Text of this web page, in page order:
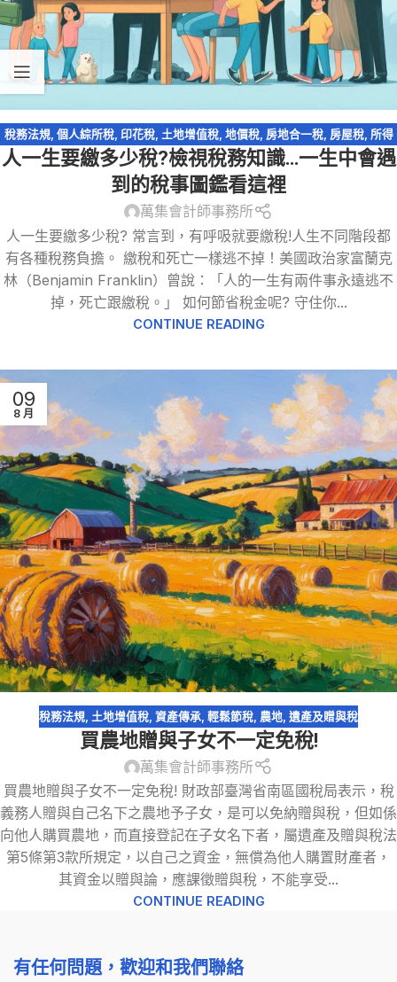
稅務法規, 個人綜所稅, 印花稅, 土地增值稅, 地價稅, 房地合一稅, 房屋稅, 所得
稅, 扣繳,營利事業所得稅 ,營業稅,統一發票,證交稅 ,證券交易稅,財產交易損
益,輕鬆節稅,遺產及贈與稅
人一生要繳多少稅?檢視稅務知識…一生中會遇
到的稅事圖鑑看這裡
萬集會計師事務所
人一生要繳多少稅? 常言到，有呼吸就要繳稅!人生不同階段都
有各種稅務負擔。 繳稅和死亡一樣逃不掉！美國政治家富蘭克
林（Benjamin Franklin）曾說：「人的一生有兩件事永遠逃不
掉，死亡跟繳稅。」 如何節省稅金呢? 守住你...
CONTINUE READING
09
8 月
稅務法規 土地增值稅 資產傳承 輕鬆節稅 農地 遺產及贈與稅
買農地贈與子女不一定免稅!
萬集會計師事務所
買農地贈與子女不一定免稅! 財政部臺灣省南區國稅局表示，稅
義務人贈與自己名下之農地予子女，是可以免納贈與稅，但如係
向他人購買農地，而直接登記在子女名下者，屬遺產及贈與稅法
第5條第3款所規定，以自己之資金，無償為他人購置財產者，
其資金以贈與論，應課徵贈與稅，不能享受...
CONTINUE READING
有任何問題，歡迎和我們聯絡